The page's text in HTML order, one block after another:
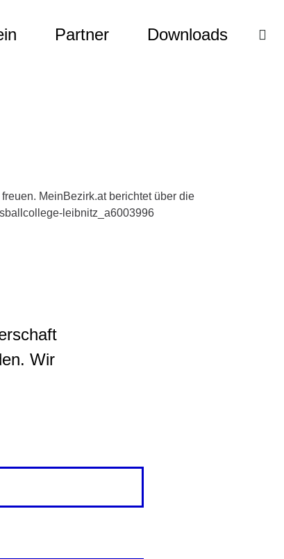
Partner Downloads
MeinBezirk.at berichtet über die
leibnitz_a6003996
Wir